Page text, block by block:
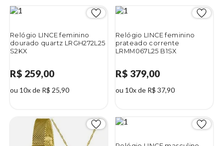
Relógio LINCE feminino
dourado quartz LRGH272L25
S2KX
R$ 259,00
ou 10x de R$ 25,90
Relógio LINCE feminino
prateado corrente
LRMM067L25 B1SX
R$ 379,00
ou 10x de R$ 37,90